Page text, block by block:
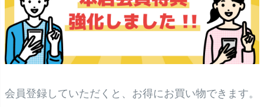
会員登録していただくと、お得にお買い物できます。